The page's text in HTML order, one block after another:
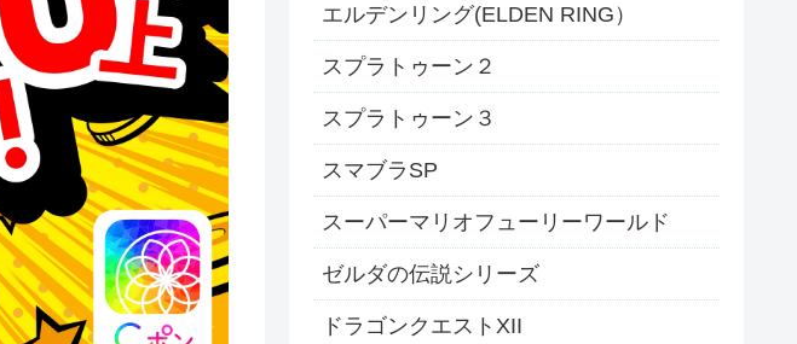
エルデンリング(ELDEN RING）
スプラトゥーン２
スプラトゥーン３
スマブラSP
スーパーマリオフューリーワールド
ゼルダの伝説シリーズ
ドラゴンクエストXII